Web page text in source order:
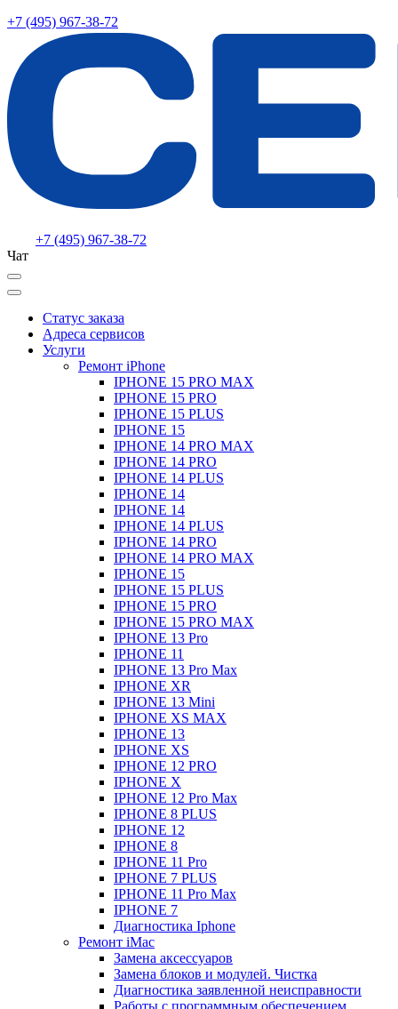
+7 (495) 967-38-72
+7 (495) 967-38-72
Чат
Статус заказа
Адреса сервисов
Услуги
Ремонт iPhone
IPHONE 15 PRO MAX
IPHONE 15 PRO
IPHONE 15 PLUS
IPHONE 15
IPHONE 14 PRO MAX
IPHONE 14 PRO
IPHONE 14 PLUS
IPHONE 14
IPHONE 14
IPHONE 14 PLUS
IPHONE 14 PRO
IPHONE 14 PRO MAX
IPHONE 15
IPHONE 15 PLUS
IPHONE 15 PRO
IPHONE 15 PRO MAX
IPHONE 13 Pro
IPHONE 11
IPHONE 13 Pro Max
IPHONE XR
IPHONE 13 Mini
IPHONE XS MAX
IPHONE 13
IPHONE XS
IPHONE 12 PRO
IPHONE X
IPHONE 12 Pro Max
IPHONE 8 PLUS
IPHONE 12
IPHONE 8
IPHONE 11 Pro
IPHONE 7 PLUS
IPHONE 11 Pro Max
IPHONE 7
Диагностика Iphone
Ремонт iMac
Замена аксессуаров
Замена блоков и модулей. Чистка
Диагностика заявленной неисправности
Работы с программным обеспечением